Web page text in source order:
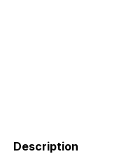
Description